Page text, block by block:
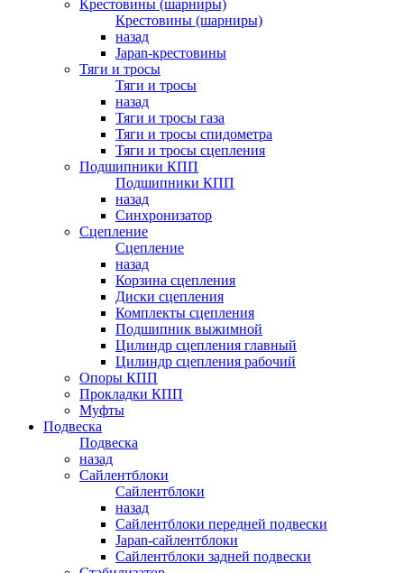
Крестовины (шарниры)
Крестовины (шарниры)
назад
Japan-крестовины
Тяги и тросы
Тяги и тросы
назад
Тяги и тросы газа
Тяги и тросы спидометра
Тяги и тросы сцепления
Подшипники КПП
Подшипники КПП
назад
Синхронизатор
Сцепление
Сцепление
назад
Корзина сцепления
Диски сцепления
Комплекты сцепления
Подшипник выжимной
Цилиндр сцепления главный
Цилиндр сцепления рабочий
Опоры КПП
Прокладки КПП
Муфты
Подвеска
Подвеска
назад
Сайлентблоки
Сайлентблоки
назад
Сайлентблоки передней подвески
Japan-сайлентблоки
Сайлентблоки задней подвески